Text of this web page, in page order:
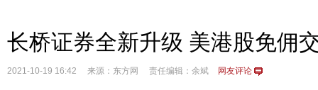
长桥证券全新升级 美港股免佣
2021-10-19 16:42 来源：东方网 责任编辑：余斌 网友评论